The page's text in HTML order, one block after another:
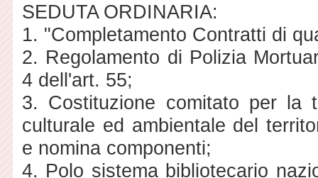
SEDUTA ORDINARIA:
1. "Completamento Contratti di
2. Regolamento di Polizia
4 dell'art. 55;
3. Costituzione comitato per la
culturale ed ambientale del
e nomina componenti;
4. Polo sistema bibliotecario